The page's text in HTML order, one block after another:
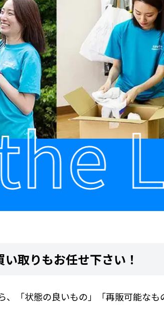
取りもお任せ下さい！
、「状態の良いもの」「再販可能な